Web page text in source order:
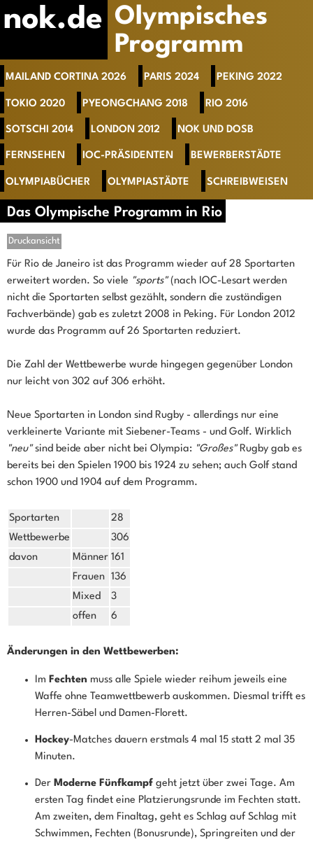
nok.de Olympisches
Programm
MAILAND CORTINA 2026 PARIS 2024 PEKING 2022
TOKIO 2020 PYEONGCHANG 2018 RIO 2016
SOTSCHI 2014 LONDON 2012 NOK UND DOSB
FERNSEHEN IOC-PRÄSIDENTEN BEWERBERSTÄDTE
OLYMPIABÜCHER OLYMPIASTÄDTE SCHREIBWEISEN
Das Olympische Programm in Rio
Druckansicht
Für Rio de Janeiro ist das Programm wieder auf 28 Sportarten
erweitert worden. So viele "sports"(nach IOC-Lesart werden
nicht die Sportarten selbst gezählt, sondern die zuständigen
Fachverbände) gab es zuletzt 2008 in Peking. Für London 2012
wurde das Programm auf 26 Sportarten reduziert.
Die Zahl der Wettbewerbe wurde hingegen gegenüber London
nur leicht von 302 auf 306 erhöht.
Neue Sportarten in London sind Rugby - allerdings nur eine
verkleinerte Variante mit Siebener-Teams - und Golf. Wirklich
"neu"sind beide aber nicht bei Olympia: "Großes"Rugby gab es
bereits bei den Spielen 1900 bis 1924 zu sehen; auch Golf stand
schon 1900 und 1904 auf dem Programm.
Sportarten
28
Wettbewerbe
306
davon
Männer 161
Frauen 136
Mixed
3
offen
6
Änderungen in den Wettbewerben:
Im Fechten muss alle Spiele wieder reihum jeweils eine
Waffe ohne Teamwettbewerb auskommen. Diesmal trifft es
Herren-Säbel und Damen-Florett.
Hockey-Matches dauern erstmals 4 mal 15 statt 2 mal 35
Minuten.
Der Moderne Fünfkampf geht jetzt über zwei Tage. Am
ersten Tag findet eine Platzierungsrunde im Fechten statt.
Am zweiten, dem Finaltag, geht es Schlag auf Schlag mit
Schwimmen, Fechten (Bonusrunde), Springreiten und der